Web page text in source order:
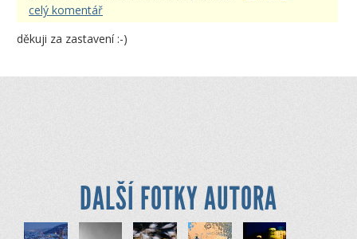
celý komentář
děkuji za zastavení :-)
DALŠÍ FOTKY AUTORA